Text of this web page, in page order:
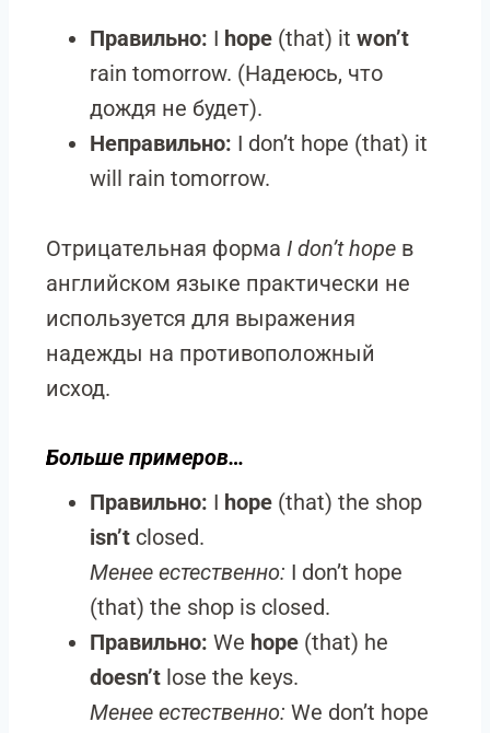
Правильно: I hope (that) it won’t
rain tomorrow. (Надеюсь, что
дождя не будет).
Неправильно: I don’t hope (that) it
will rain tomorrow.
Отрицательная форма I don’t hope в
английском языке практически не
используется для выражения
надежды на противоположный
исход.
Больше примеров…
Правильно: I hope (that) the shop
isn’t closed.
Менее естественно: I don’t hope
(that) the shop is closed.
Правильно: We hope (that) he
doesn’t lose the keys.
Менее естественно: We don’t hope